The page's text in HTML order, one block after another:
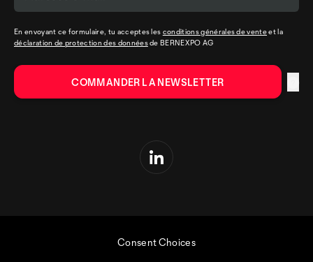
En envoyant ce formulaire, tu acceptes les conditions générales de venteet la
déclaration de protection des donnéesde BERNEXPO AG
Consent Choices